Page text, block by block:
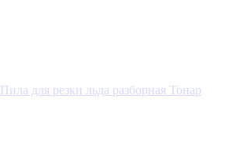
Пила для резки льда разборная Тонар